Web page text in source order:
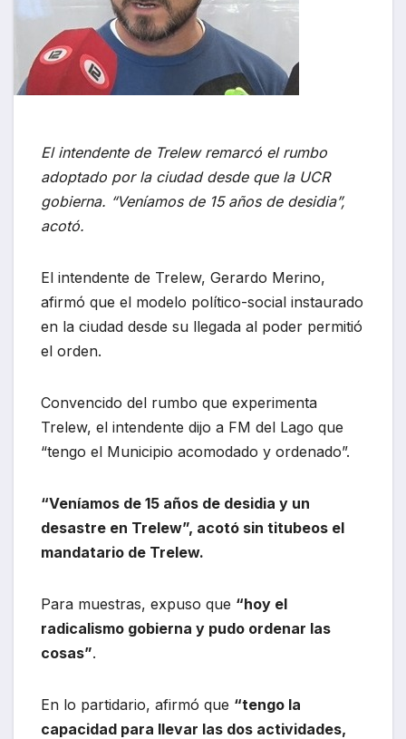
El intendente de Trelew remarcó el rumbo
adoptado por la ciudad desde que la UCR
gobierna. “Veníamos de 15 años de desidia”,
acotó.
El intendente de Trelew, Gerardo Merino,
afirmó que el modelo político-social instaurado
en la ciudad desde su llegada al poder permitió
el orden.
Convencido del rumbo que experimenta
Trelew, el intendente dijo a FM del Lago que
“tengo el Municipio acomodado y ordenado”.
“Veníamos de 15 años de desidia y un
desastre en Trelew”, acotó sin titubeos el
mandatario de Trelew.
Para muestras, expuso que “hoy el
radicalismo gobierna y pudo ordenar las
cosas”.
En lo partidario, afirmó que “tengo la
capacidad para llevar las dos actividades,